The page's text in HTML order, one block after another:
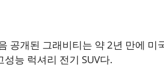
공개된 그래비티는 약 2년 만에 미
능 럭셔리 전기 SUV다.